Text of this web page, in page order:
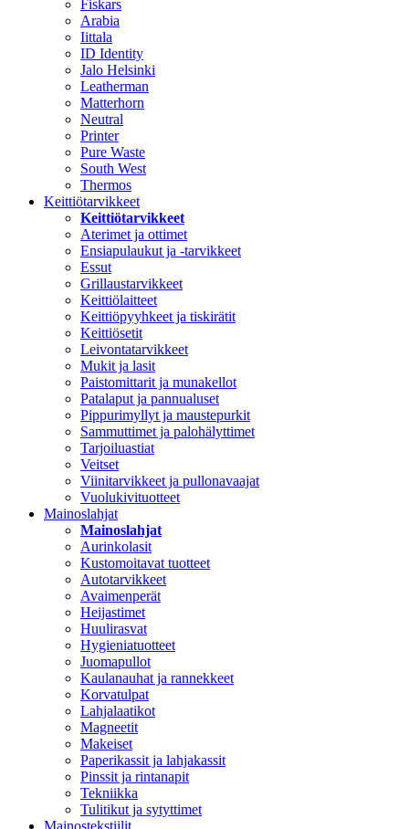
Fiskars
Arabia
Iittala
ID Identity
Jalo Helsinki
Leatherman
Matterhorn
Neutral
Printer
Pure Waste
South West
Thermos
Keittiötarvikkeet
Keittiötarvikkeet
Aterimet ja ottimet
Ensiapulaukut ja -tarvikkeet
Essut
Grillaustarvikkeet
Keittiölaitteet
Keittiöpyyhkeet ja tiskirätit
Keittiösetit
Leivontatarvikkeet
Mukit ja lasit
Paistomittarit ja munakellot
Patalaput ja pannualuset
Pippurimyllyt ja maustepurkit
Sammuttimet ja palohälyttimet
Tarjoiluastiat
Veitset
Viinitarvikkeet ja pullonavaajat
Vuolukivituotteet
Mainoslahjat
Mainoslahjat
Aurinkolasit
Kustomoitavat tuotteet
Autotarvikkeet
Avaimenperät
Heijastimet
Huulirasvat
Hygieniatuotteet
Juomapullot
Kaulanauhat ja rannekkeet
Korvatulpat
Lahjalaatikot
Magneetit
Makeiset
Paperikassit ja lahjakassit
Pinssit ja rintanapit
Tekniikka
Tulitikut ja sytyttimet
Mainostekstiilit